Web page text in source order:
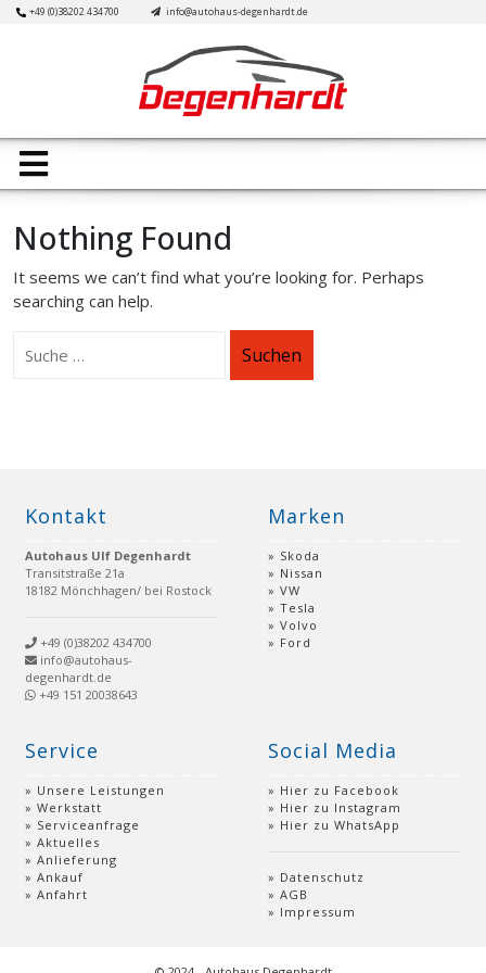
Skip+49 (0)38202 434700 info@autohaus-degenhardt.de
Open
Nothing Found
It seems we can’t find what you’re looking for. Perhaps
searching can help.
Suchen
Kontakt
Autohaus Ulf Degenhardt
Transitstraße 21a
18182 Mönchhagen/ bei Rostock
+49 (0)38202 434700
info@autohaus-
degenhardt.de
+49 151 20038643
Marken
Skoda
Nissan
VW
Tesla
Volvo
Ford
Service
Unsere Leistungen
Werkstatt
Serviceanfrage
Aktuelles
Anlieferung
Ankauf
Anfahrt
Social Media
Hier zu Facebook
Hier zu Instagram
Hier zu WhatsApp
Datenschutz
AGB
Impressum